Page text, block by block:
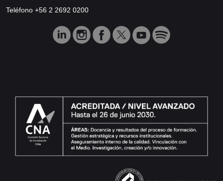
Teléfono +56 2 2692 0200